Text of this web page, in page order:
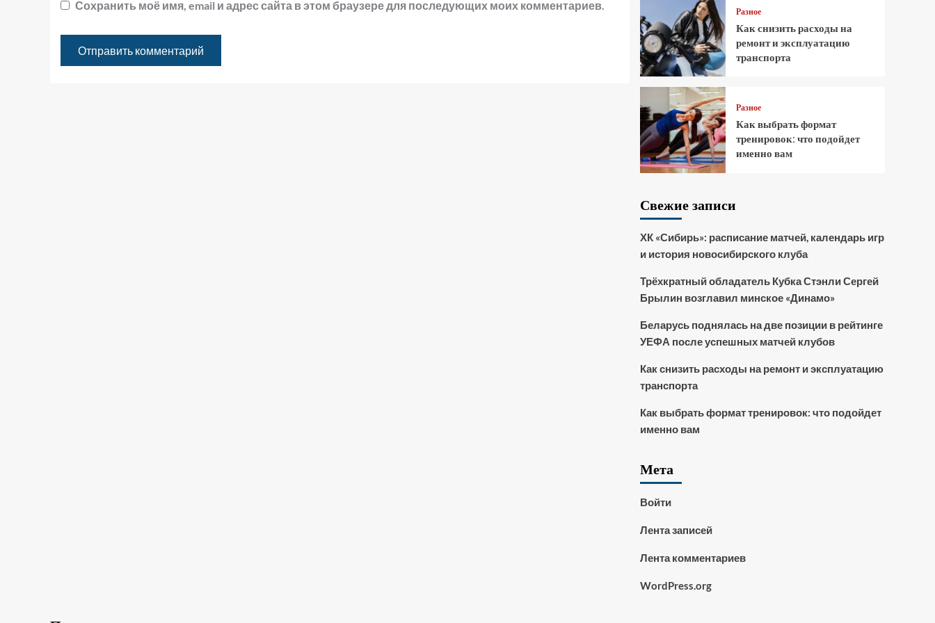
Сохранить моё имя, email и адрес сайта в этом браузере для последующих моих комментариев. Разное
Как снизить расходы на
ремонт и эксплуатацию
транспорта
Разное
Как выбрать формат
тренировок: что подойдет
именно вам
Свежие записи
ХК «Сибирь»: расписание матчей, календарь игр
и история новосибирского клуба
Трёхкратный обладатель Кубка Стэнли Сергей
Брылин возглавил минское «Динамо»
Беларусь поднялась на две позиции в рейтинге
УЕФА после успешных матчей клубов
Как снизить расходы на ремонт и эксплуатацию
транспорта
Как выбрать формат тренировок: что подойдет
именно вам
Мета
Войти
Лента записей
Лента комментариев
WordPress.org